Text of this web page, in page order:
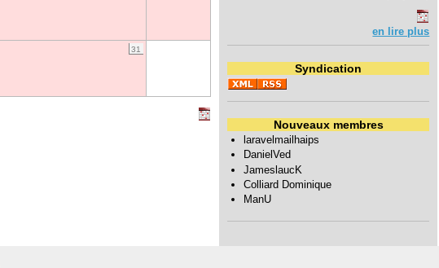
31
en lire plus
Syndication
Nouveaux membres
laravelmailhaips
DanielVed
JameslaucK
Colliard Dominique
ManU